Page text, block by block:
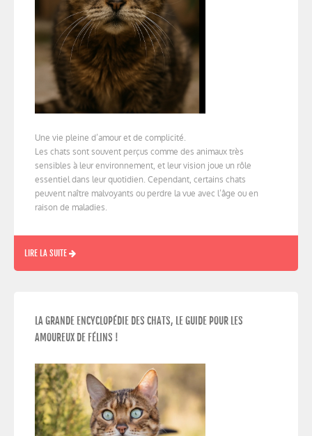
Une vie pleine d’amour et de complicité.
Les chats sont souvent perçus comme des animaux très
sensibles à leur environnement, et leur vision joue un rôle
essentiel dans leur quotidien. Cependant, certains chats
peuvent naître malvoyants ou perdre la vue avec l’âge ou en
raison de maladies.
LIRE LA SUITE
LA GRANDE ENCYCLOPÉDIE DES CHATS, LE GUIDE POUR LES
AMOUREUX DE FÉLINS !